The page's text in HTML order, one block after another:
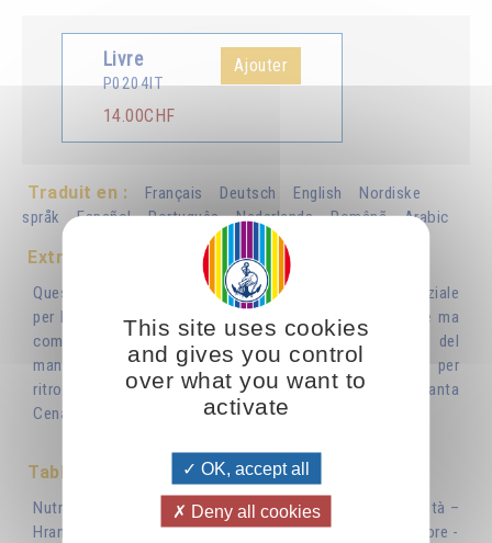
Livre
P0204IT
14.00CHF
Ajouter
Traduit en : Français Deutsch English
Nordiske
språk
Español Português Nederlands Românã Arabic
Extrait
Quest’opera non è un manuale di dietetica, poiché l’essenziale
per l’autore non è tanto sapere cosa o quanto mangiare ma
come mangiare, come considerare il nutrimento. L’atto del
mangiare è così sottratto alla banalità quotidiana per
ritrovare il più elevato significato mistico assunto nella Santa
Cena
Table des matières
Nutrirsi una funzione che riguarda l’essere nella sua totalità –
Hrani yoga – Il nutrimento: una lettera d’amore dal Creatore -
This site uses cookies
and gives you control
over what you want to
activate
OK, accept all
Deny all cookies